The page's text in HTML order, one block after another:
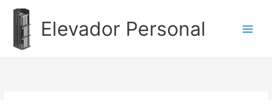
contenido
Elevador Personal